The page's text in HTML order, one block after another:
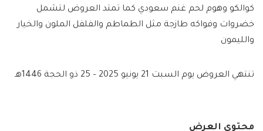
كوالكو وهوم لحم غنم سعودي كما تمتد العروض لتشمل
خضروات وفواكه طازجة مثل الطماطم والفلفل الملون والخيار
والليمون
تنتهي العروض يوم السبت 21 يونيو 2025 – 25 ذو الحجة 1446هـ
محتوى العرض